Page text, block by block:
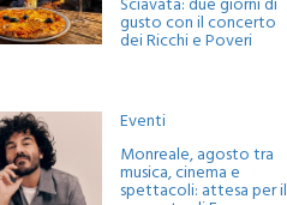
gusto con il concerto
dei Ricchi e Poveri
Eventi
Monreale, agosto tra
musica, cinema e
spettacoli: attesa per il